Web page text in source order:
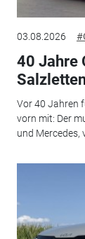
03.08.2026
40 Jahre
Vor 40 Jahren
vorn mit: Der
und Mercedes,